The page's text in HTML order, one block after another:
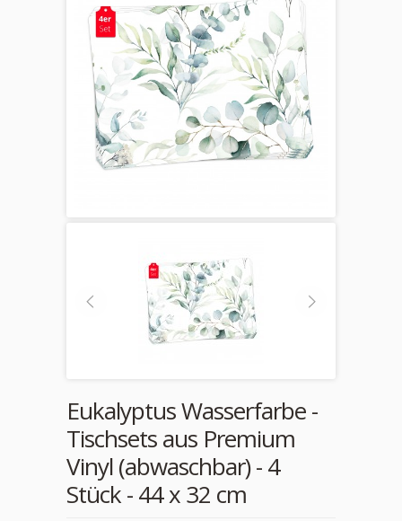
Eukalyptus Wasserfarbe -
Tischsets aus Premium
Vinyl (abwaschbar) - 4
Stück - 44 x 32 cm